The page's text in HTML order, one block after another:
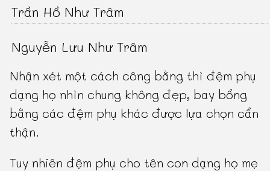
Trần Hồ Như Trâm
Nguyễn Lưu Như Trâm
Nhận xét một cách công bằng thì đệm phụ
dạng họ nhìn chung không đẹp, bay bổng
bằng các đệm phụ khác được lựa chọn cẩn
thận.
Tuy nhiên đệm phụ cho tên con dạng họ mẹ